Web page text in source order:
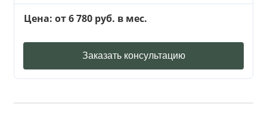
Цена: от 6 780 руб. в мес.
Заказать консультацию